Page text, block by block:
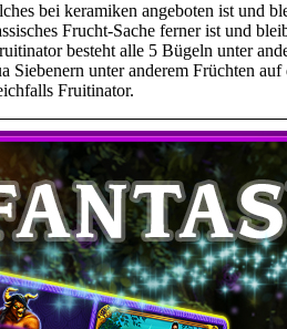
bei keramiken angeboten ist und
Frucht-Sache ferner ist und
besteht alle 5 Bügeln unter
Siebenern unter anderem Früchten
Fruitinator.